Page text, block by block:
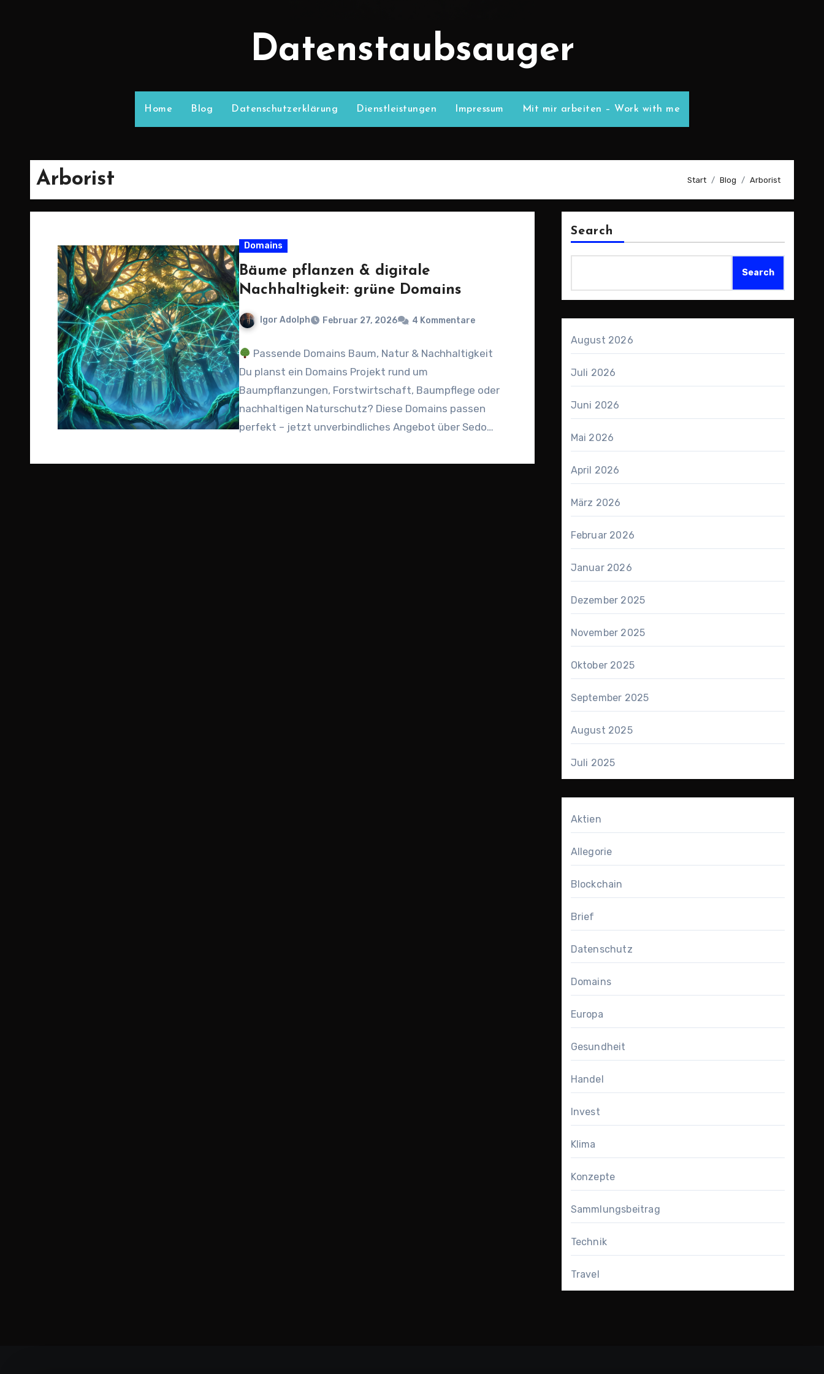
Datenstaubsauger
Home Blog Datenschutzerklärung Dienstleistungen Impressum Mit mir arbeiten – Work with me
Arborist Start Blog Arborist
Domains
Bäume pflanzen & digitale
Nachhaltigkeit: grüne Domains
Igor Adolph Februar 27, 2026 4 Kommentare
Passende Domains Baum, Natur & Nachhaltigkeit
Du planst ein Domains Projekt rund um
Baumpflanzungen, Forstwirtschaft, Baumpflege oder
nachhaltigen Naturschutz? Diese Domains passen
perfekt – jetzt unverbindliches Angebot über Sedo…
Search
Search
August 2026
Juli 2026
Juni 2026
Mai 2026
April 2026
März 2026
Februar 2026
Januar 2026
Dezember 2025
November 2025
Oktober 2025
September 2025
August 2025
Juli 2025
Aktien
Allegorie
Blockchain
Brief
Datenschutz
Domains
Europa
Gesundheit
Handel
Invest
Klima
Konzepte
Sammlungsbeitrag
Technik
Travel